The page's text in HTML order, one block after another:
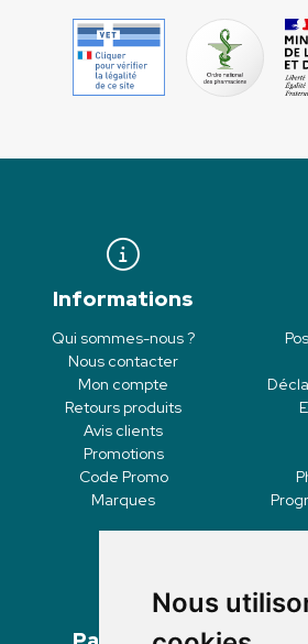
Nous
Informations
Qui sommes-nous ?
Nous contacter
Mon compte
Retours produits
Avis clients
Promotions
Code Promo
Marques